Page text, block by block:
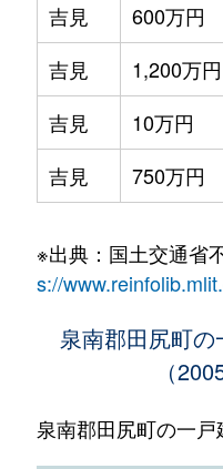
吉見
600万円
吉見
1,200万円
吉見
10万円
吉見
750万円
※出典：国土交通省
s://
泉南郡田尻町
（
泉南郡田尻町の一戸